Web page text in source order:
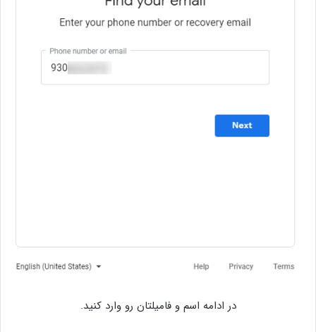
در ادامه اسم و فامیلتان رو وارد کنید.